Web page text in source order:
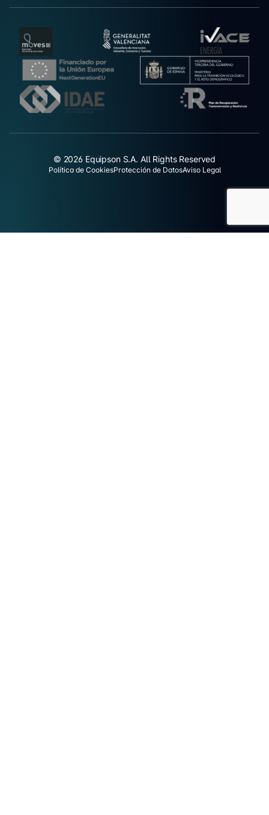
© 2026 Equipson S.A. All Rights Reserved
Política de CookiesProtección de DatosAviso Legal